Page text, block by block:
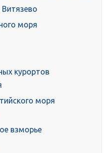
моря
курортов
моря
взморье